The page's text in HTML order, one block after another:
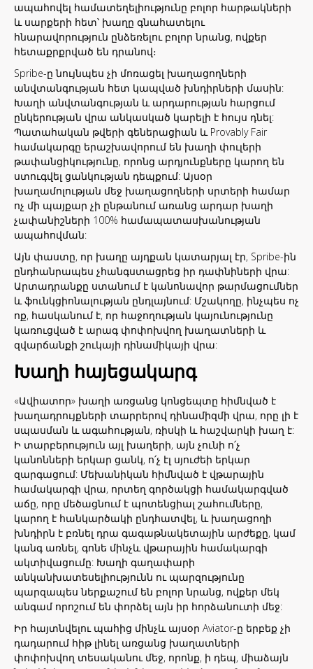
ապահովել համատեղելիությունը բոլոր հարթակների
և սարքերի հետ՝ խաղը գնահատելու
հնարավորություն ընձեռելու բոլոր նրանց, ովքեր
հետաքրքրված են դրանով։
Spribe-ը նույնպես չի մոռացել խաղացողների
անվտանգության հետ կապված խնդիրների մասին:
Խաղի անվտանգության և արդարության հարցում
ընկերության վրա անկասկած կարելի է հույս դնել:
Պատահական թվերի գեներացիան և Provably Fair
համակարգը երաշխավորում են խաղի փուլերի
թափանցիկությունը, որոնց արդյունքները կարող են
ստուգվել ցանկության դեպքում: Այսօր
խաղամոլության մեջ խաղացողների սրտերի համար
ոչ մի պայքար չի ընթանում առանց արդար խաղի
չափանիշների 100% համապատասխանության
ապահովման:
Այն փաստը, որ խաղը այդքան կատարյալ էր, Spribe-ին
ընդհանրապես չհանգստացրեց իր դափնիների վրա:
Արտադրանքը ստանում է կանոնավոր թարմացումներ
և ֆունկցիոնալության ընդլայնում: Մշակողը, ինչպես ոչ
ոք, հասկանում է, որ հաջողության կայունությունը
կառուցված է արագ փոփոխվող խաղատների և
զվարճանքի շուկայի դինամիկայի վրա:
Խաղի հայեցակարգ
«Ավիատոր» խաղի առցանց կոնցեպտը հիմնված է
խաղադրույքների տարրերով դինամիզմի վրա, որը լի է
սպասման և ագահության, ռիսկի և հաշվարկի խաղ է:
Ի տարբերություն այլ խաղերի, այն չունի ո՛չ
կանոնների երկար ցանկ, ո՛չ էլ սյուժեի երկար
զարգացում: Մեխանիկան հիմնված է վթարային
համակարգի վրա, որտեղ գործակցի համակարգված
աճը, որը մեծացնում է պոտենցիալ շահումները,
կարող է հանկարծակի ընդհատվել, և խաղացողի
խնդիրն է բռնել դրա գագաթնակետային արժեքը, կամ
կանգ առնել, գոնե մինչև վթարային համակարգի
ակտիվացումը: Խաղի գաղափարի
անկանխատեսելիությունն ու պարզությունը
պարզապես ներքաշում են բոլոր նրանց, ովքեր մեկ
անգամ որոշում են փորձել այն իր հորձանուտի մեջ:
Իր հայտնվելու պահից մինչև այսօր Aviator-ը երբեք չի
դադարում հիթ լինել առցանց խաղատների
փոփոխվող տեսականու մեջ, որոնք, ի դեպ, միաձայն